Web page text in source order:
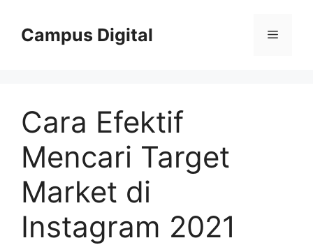
Campus Digital Menu
Cara Efektif
Mencari Target
Market di
Instagram 2021